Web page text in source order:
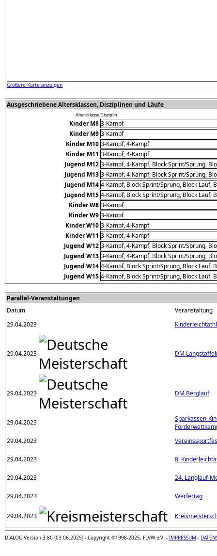
Größere Karte anzeigen
Ausgeschriebene Altersklassen, Disziplinen und Läufe
AltersklasseDisziplin
Kinder M8 3-Kampf
Kinder M9 3-Kampf
Kinder M10 3-Kampf, 4-Kampf
Kinder M11 3-Kampf, 4-Kampf
Jugend M12 3-Kampf, 4-Kampf, Block Sprint/Sprung,
Jugend M13 3-Kampf, 4-Kampf, Block Sprint/Sprung,
Jugend M14 4-Kampf, Block Sprint/Sprung, Block Lauf,
Jugend M15 4-Kampf, Block Sprint/Sprung, Block Lauf,
Kinder W8 3-Kampf
Kinder W9 3-Kampf
Kinder W10 3-Kampf, 4-Kampf
Kinder W11 3-Kampf, 4-Kampf
Jugend W12 3-Kampf, 4-Kampf, Block Sprint/Sprung,
Jugend W13 3-Kampf, 4-Kampf, Block Sprint/Sprung,
Jugend W14 4-Kampf, Block Sprint/Sprung, Block Lauf,
Jugend W15 4-Kampf, Block Sprint/Sprung, Block Lauf,
Parallel-Veranstaltungen
Datum
Veranstaltung
29.04.2023
29.04.2023 DM
29.04.2023 DM Berglauf
29.04.2023
Sparkassen-
29.04.2023
29.04.2023 8.
29.04.2023 24. Langlauf-
29.04.2023 Werfertag
29.04.2023
DIALOG Version 3.80 [03.06.2025] - Copyright ©1998-2025, FLVW e.V. - IMPRESSUM -